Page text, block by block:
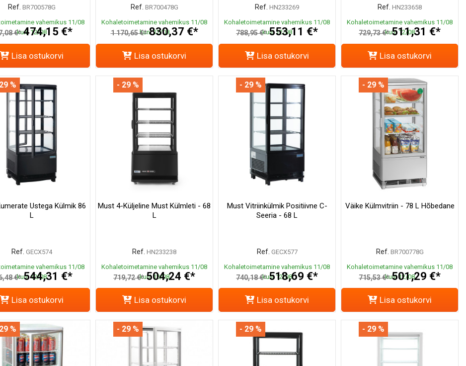
Ref. BR700578G
vahemikus 11/08
kuni 12/08
€* 474,15 €*
Lisa ostukorvi
Ref. BR700478G
Kohaletoimetamine vahemikus 11/08
kuni 12/08
1 170,65 €* 830,37 €*
Lisa ostukorvi
Ref. HN233269
Kohaletoimetamine vahemikus 11/08
kuni 12/08
788,95 €* 553,11 €*
Lisa ostukorvi
Ref. HN233658
Kohaletoimetamine vahemikus 11/08
kuni 12/08
729,73 €* 511,31 €*
Lisa ostukorvi
Ustega Külmik 86
L
Ref. GECX574
vahemikus 11/08
kuni 12/08
€* 544,31 €*
%
Lisa ostukorvi
Must 4-Küljeline Must Külmleti - 68
L
Ref. HN233238
Kohaletoimetamine vahemikus 11/08
kuni 12/08
719,72 €* 504,24 €*
- 29 %
Lisa ostukorvi
Must Vitriinkülmik Positiivne C-
Seeria - 68 L
Ref. GECX577
Kohaletoimetamine vahemikus 11/08
kuni 12/08
740,18 €* 518,69 €*
- 29 %
Lisa ostukorvi
Väike Külmvitriin - 78 L Hõbedane
Ref. BR700778G
Kohaletoimetamine vahemikus 11/08
kuni 12/08
715,53 €* 501,29 €*
- 29 %
Lisa ostukorvi
% - 29 % - 29 % - 29 %